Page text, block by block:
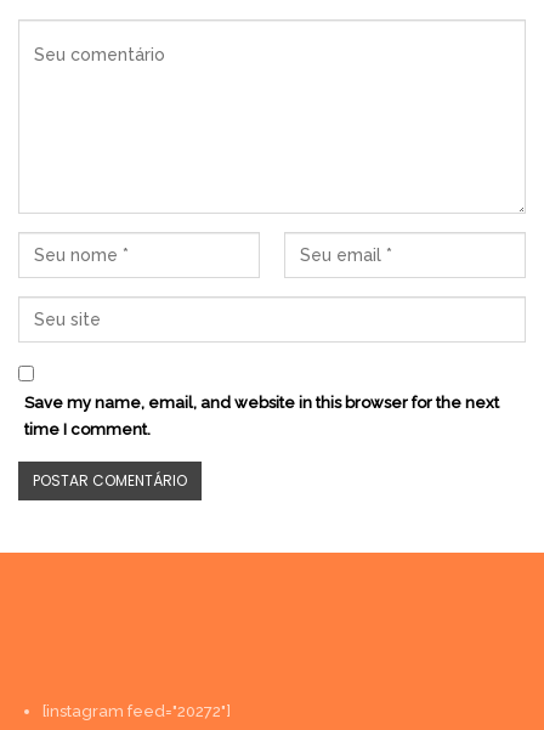
Save my name, email, and website in this browser for the next
time I comment.
[instagram feed="20272"]